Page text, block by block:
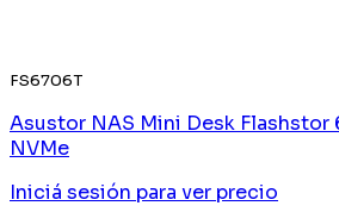
FS6706T
Asustor NAS Mini Desk Flashstor
NVMe
Iniciá sesión para ver precio